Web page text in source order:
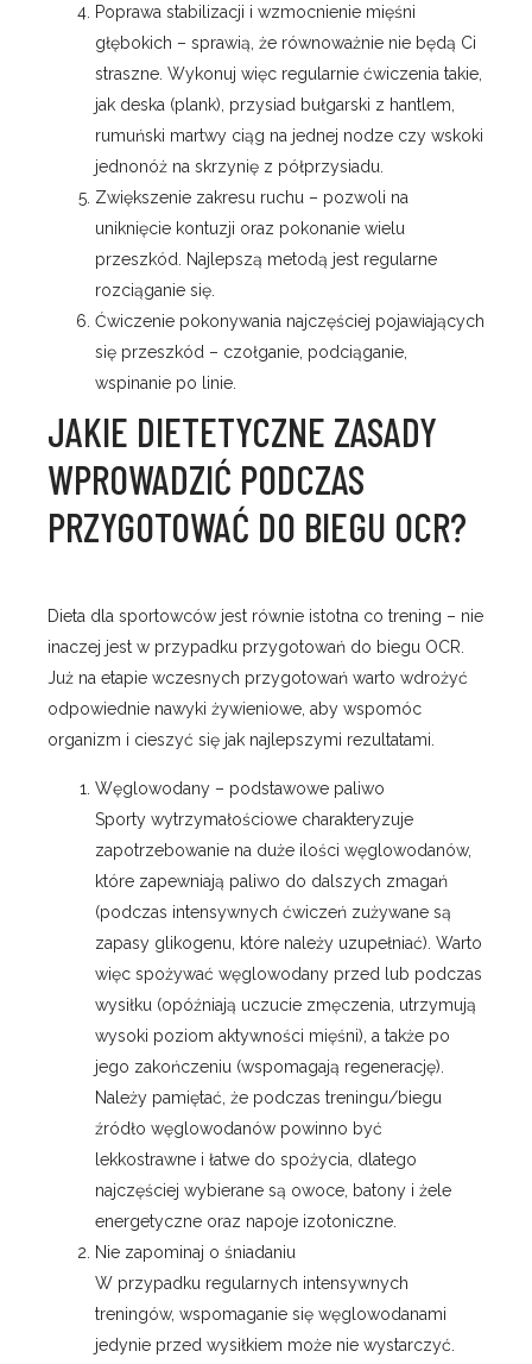
Poprawa stabilizacji i wzmocnienie mięśni
głębokich – sprawią, że równoważnie nie będą Ci
straszne. Wykonuj więc regularnie ćwiczenia takie,
jak deska (plank), przysiad bułgarski z hantlem,
rumuński martwy ciąg na jednej nodze czy wskoki
jednonóż na skrzynię z półprzysiadu.
Zwiększenie zakresu ruchu – pozwoli na
uniknięcie kontuzji oraz pokonanie wielu
przeszkód. Najlepszą metodą jest regularne
rozciąganie się.
Ćwiczenie pokonywania najczęściej pojawiających
się przeszkód – czołganie, podciąganie,
wspinanie po linie.
JAKIE DIETETYCZNE ZASADY
WPROWADZIĆ PODCZAS
PRZYGOTOWAĆ DO BIEGU OCR?
Dieta dla sportowców jest równie istotna co trening – nie
inaczej jest w przypadku przygotowań do biegu OCR.
Już na etapie wczesnych przygotowań warto wdrożyć
odpowiednie nawyki żywieniowe, aby wspomóc
organizm i cieszyć się jak najlepszymi rezultatami.
Węglowodany – podstawowe paliwo
Sporty wytrzymałościowe charakteryzuje
zapotrzebowanie na duże ilości węglowodanów,
które zapewniają paliwo do dalszych zmagań
(podczas intensywnych ćwiczeń zużywane są
zapasy glikogenu, które należy uzupełniać). Warto
więc spożywać węglowodany przed lub podczas
wysiłku (opóźniają uczucie zmęczenia, utrzymują
wysoki poziom aktywności mięśni), a także po
jego zakończeniu (wspomagają regenerację).
Należy pamiętać, że podczas treningu/biegu
źródło węglowodanów powinno być
lekkostrawne i łatwe do spożycia, dlatego
najczęściej wybierane są owoce, batony i żele
energetyczne oraz napoje izotoniczne.
Nie zapominaj o śniadaniu
W przypadku regularnych intensywnych
treningów, wspomaganie się węglowodanami
jedynie przed wysiłkiem może nie wystarczyć.